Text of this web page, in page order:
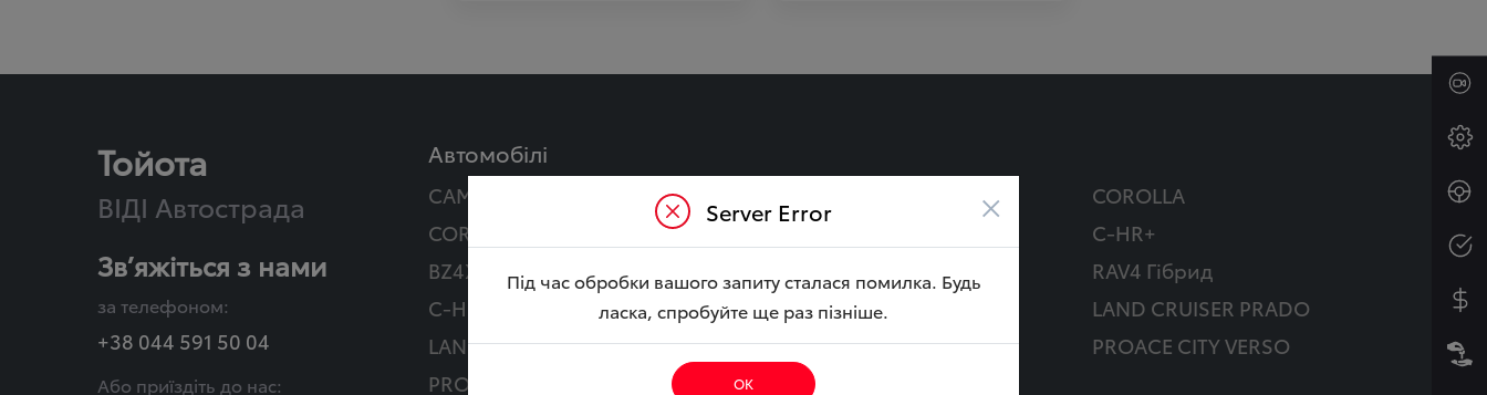
Тойота
ВІДІ Автострада
Зв’яжіться з нами
за телефоном:
+38 044 591 50 04
Або приїздіть до нас:
Автомобілі
CAMRY
COROLLA
COROLLA Гібрид
C-HR+
BZ4X Touring
YARIS CROSS Гібрид
RAV4 Гібрид
C-HR Гібрид
COROLLA CROSS Гібрид
LAND CRUISER PRADO
LAND CRUISER
HILUX
PROACE CITY VERSO
PROACE CITY
Server Error ×
Під час обробки вашого запиту сталася помилка. Будь
ласка, спробуйте ще раз пізніше.
ОК